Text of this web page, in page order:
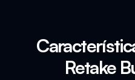
Retake